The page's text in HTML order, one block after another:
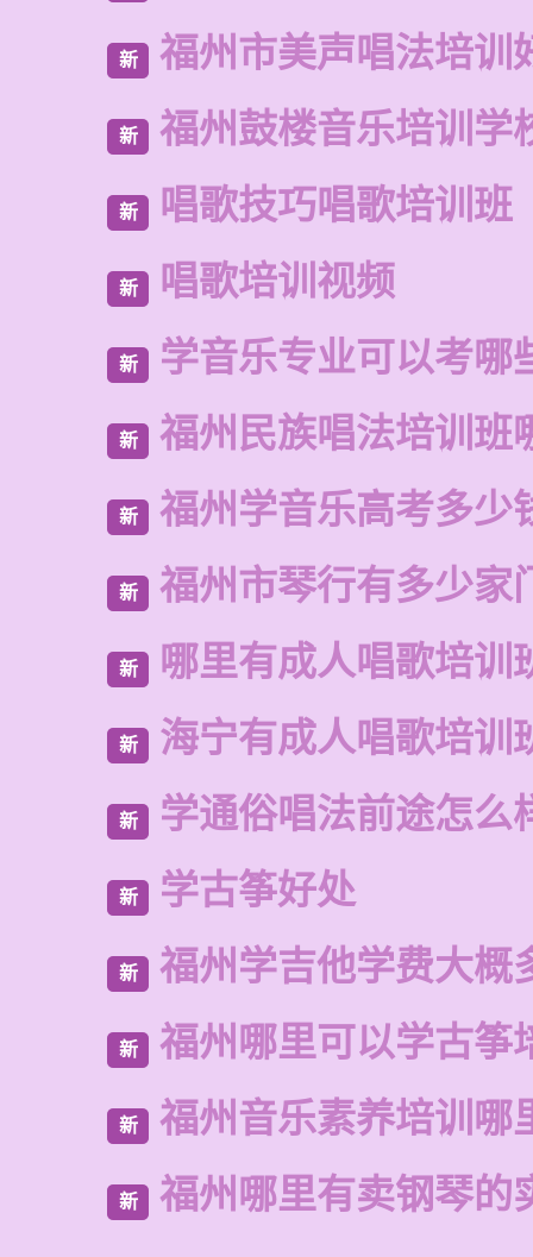
新 福州市美声唱法培训
新 福州鼓楼音乐培训学
新 唱歌技巧唱歌培训班
新 唱歌培训视频
新 学音乐专业可以考哪
新 福州民族唱法培训班
新 福州学音乐高考多少
新 福州市琴行有多少家
新 哪里有成人唱歌培训
新 海宁有成人唱歌培训
新 学通俗唱法前途怎么
新 学古筝好处
新 福州学吉他学费大概
新 福州哪里可以学古筝
新 福州音乐素养培训哪
新 福州哪里有卖钢琴的